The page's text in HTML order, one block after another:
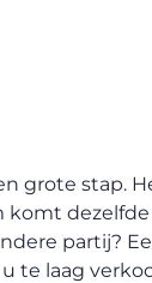
grote stap.
partij?
te laag